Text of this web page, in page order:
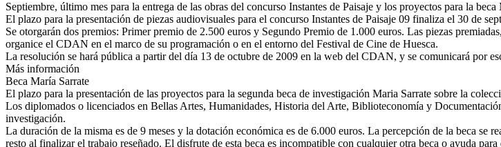
Septiembre, último mes para la entrega de las obras del concurso Instantes de Paisaje y los proyectos para la beca
El plazo para la presentación de piezas audiovisuales para el concurso Instantes de Paisaje 09 finaliza el 30 de
Se otorgarán dos premios: Primer premio de 2.500 euros y Segundo Premio de 1.000 euros. Las piezas
organice el CDAN en el marco de su programación o en el entorno del Festival de Cine de Huesca.
La resolución se hará pública a partir del día 13 de octubre de 2009 en la web del CDAN, y se comunicará por
Más información
Beca María Sarrate
El plazo para la presentación de las proyectos para la segunda beca de investigación Maria Sarrate sobre la
Los diplomados o licenciados en Bellas Artes, Humanidades, Historia del Arte, Biblioteconomía y
investigación.
La duración de la misma es de 9 meses y la dotación económica es de 6.000 euros. La percepción de la beca se
resto al finalizar el trabajo reseñado. El disfrute de esta beca es incompatible con cualquier otra beca o ayuda